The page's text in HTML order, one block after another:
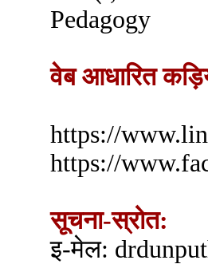
Pedagogy
वेब आधारित
https://
https://
सूचना-स्रोत:
इ-मेल: